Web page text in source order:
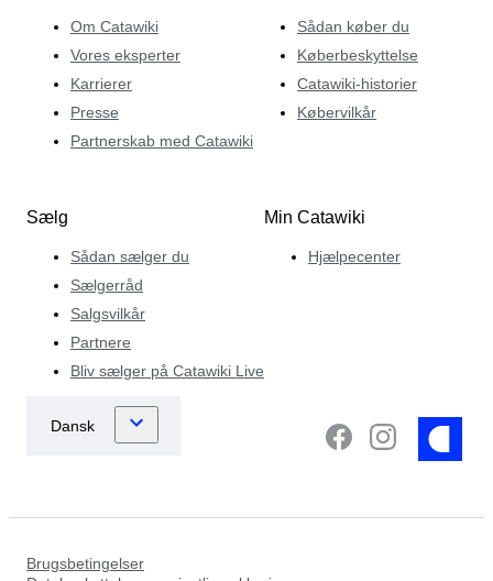
Om Catawiki
Vores eksperter
Karrierer
Presse
Partnerskab med Catawiki
Sådan køber du
Køberbeskyttelse
Catawiki-historier
Købervilkår
Sælg
Sådan sælger du
Sælgerråd
Salgsvilkår
Partnere
Bliv sælger på Catawiki Live
Min Catawiki
Hjælpecenter
Brugsbetingelser